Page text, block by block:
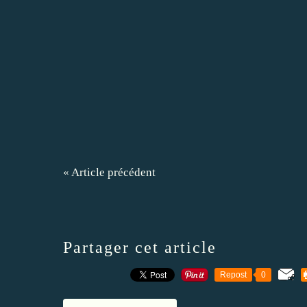
« Article précédent
Partager cet article
Repost 0